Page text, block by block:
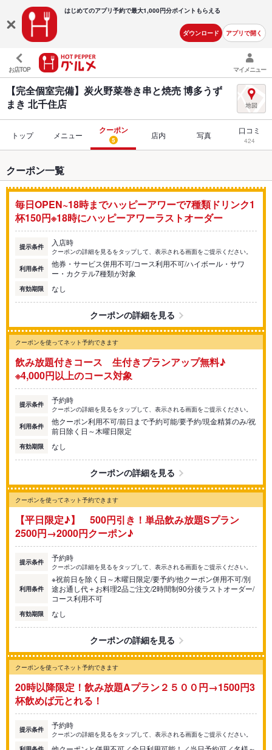
はじめてのアプリ予約で最大1,000円分ポイントもらえる
ダウンロード アプリで開く
お店TOP マイメニュー
【完全個室完備】炭火野菜巻き串と焼売 博多うず
まき 北千住店
トップ メニュー クーポン
5 店内 写真 口コミ
424
クーポン一覧
毎日OPEN~18時までハッピーアワーで7種類ドリンク1
杯150円※18時にハッピーアワーラストオーダー
提示条件 入店時
クーポンの詳細を見るをタップして、表示される画面をご提示ください。
利用条件
他券・サービス併用不可/コース利用不可/ハイボール・サワ
ー・カクテル7種類が対象
有効期限 なし
クーポンの詳細を見る
クーポンを使ってネット予約できます
飲み放題付きコース 生付きプランアップ無料♪
※4,000円以上のコース対象
提示条件 予約時
クーポンの詳細を見るをタップして、表示される画面をご提示ください。
利用条件
他クーポン利用不可/前日まで予約可能/要予約/現金精算のみ/祝
前日除く日～木曜日限定
有効期限 なし
クーポンの詳細を見る
クーポンを使ってネット予約できます
【平日限定♪】 500円引き！単品飲み放題Sプラン
2500円→2000円クーポン♪
提示条件 予約時
クーポンの詳細を見るをタップして、表示される画面をご提示ください。
利用条件
※祝前日を除く日～木曜日限定/要予約/他クーポン併用不可/別
途お通し代＋お料理2品ご注文/2時間制90分後ラストオーダー/
コース利用不可
有効期限 なし
クーポンの詳細を見る
クーポンを使ってネット予約できます
20時以降限定！飲み放題Aプラン２５００円→1500円3
杯飲めば元とれる！
提示条件 予約時
クーポンの詳細を見るをタップして、表示される画面をご提示ください。